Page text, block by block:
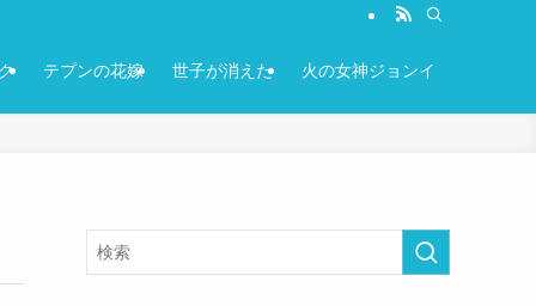
テプンの花嫁 世子が消えた 火の女神ジョンイ